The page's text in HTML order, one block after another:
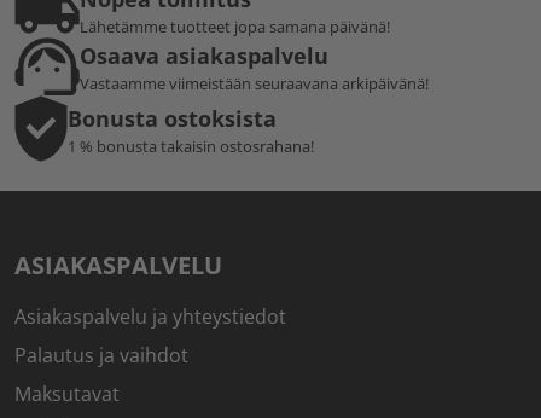
Lähetämme tuotteet jopa samana päivänä!
Osaava asiakaspalvelu
Vastaamme viimeistään seuraavana arkipäivänä!
Bonusta ostoksista
1 % bonusta takaisin ostosrahana!
ASIAKASPALVELU
Asiakaspalvelu ja yhteystiedot
Palautus ja vaihdot
Maksutavat